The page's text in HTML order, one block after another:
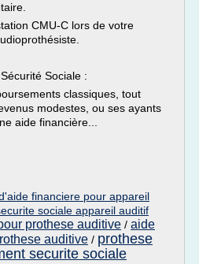
CMU-C lors de votre
Sociale :
classiques, tout
modestes, ou ses ayants
aide financière...
financiere pour appareil
sociale appareil auditif
prothese auditive / aide
auditive / prothese
securite sociale